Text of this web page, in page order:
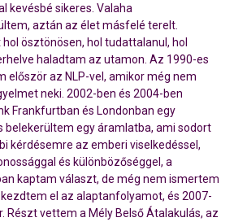
kevésbé sikeres. Valaha
aztán az élet másfelé terelt.
ösztönösen, hol tudattalanul, hol
haladtam az utamon. Az 1990-es
először az NLP-vel, amikor még nem
neki. 2002-ben és 2004-ben
Frankfurtban és Londonban egy
belekerültem egy áramlatba, ami sodort
kérdésemre az emberi viselkedéssel,
és különbözőséggel, a
kaptam választ, de még nem ismertem
el az alaptanfolyamot, és 2007-
Részt vettem a Mély Belső Átalakulás, az